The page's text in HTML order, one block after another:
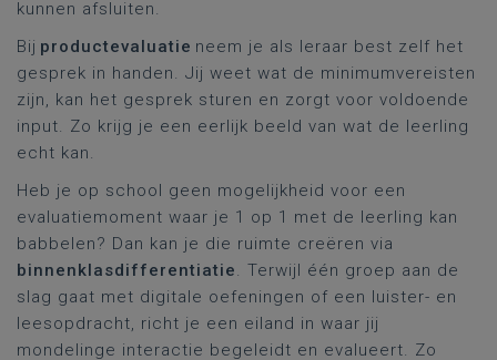
kunnen afsluiten.
Bij productevaluatie neem je als leraar best zelf het
gesprek in handen. Jij weet wat de minimumvereisten
zijn, kan het gesprek sturen en zorgt voor voldoende
input. Zo krijg je een eerlijk beeld van wat de leerling
echt kan.
Heb je op school geen mogelijkheid voor een
evaluatiemoment waar je 1 op 1 met de leerling kan
babbelen? Dan kan je die ruimte creëren via
binnenklasdifferentiatie. Terwijl één groep aan de
slag gaat met digitale oefeningen of een luister- en
leesopdracht, richt je een eiland in waar jij
mondelinge interactie begeleidt en evalueert. Zo